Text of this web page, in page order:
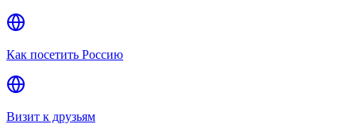
Как посетить Россию
Визит к друзьям